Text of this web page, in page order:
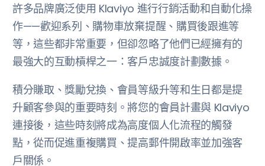
許多品牌廣泛使用 Klaviyo 進行行銷活動和自動化操
作——歡迎系列、購物車放棄提醒、購買後跟進等
等，這些都非常重要，但卻忽略了他們已經擁有的
最強大的互動槓桿之一：客戶忠誠度計劃數據。
積分賺取、獎勵兌換、會員等級升等和生日都是提
升顧客參與的重要時刻。將您的會員計畫與 Klaviyo
連接後，這些時刻將成為高度個人化流程的觸發
點，從而促進重複購買、提高郵件開啟率並加強客
戶關係。